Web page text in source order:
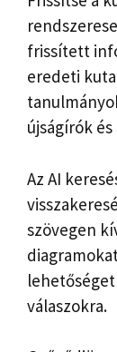
frissített
eredeti
újságírók
Az AI
szövegen
válaszokra.